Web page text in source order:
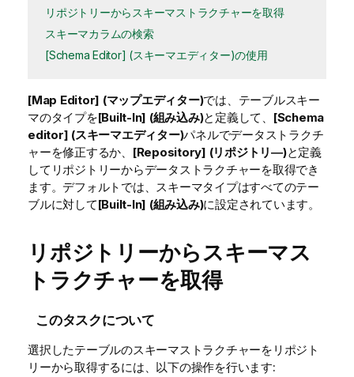
リポジトリーからスキーマストラクチャーを取得
スキーマカラムの検索
[Schema Editor] (スキーマエディター)の使用
[Map Editor] (マップエディター)では、テーブルスキー
マのタイプを[Built-In] (組み込み)と定義して、 [Schema
editor] (スキーマエディター)パネルでデータストラクチ
ャーを修正するか、 [Repository] (リポジトリ―)と定義
してリポジトリーからデータストラクチャーを取得でき
ます。デフォルトでは、スキーマタイプはすべてのテー
ブルに対して[Built-In] (組み込み)に設定されています。
リポジトリーからスキーマス
トラクチャーを取得
このタスクについて
選択したテーブルのスキーマストラクチャーをリポジト
リーから取得するには、以下の操作を行います: